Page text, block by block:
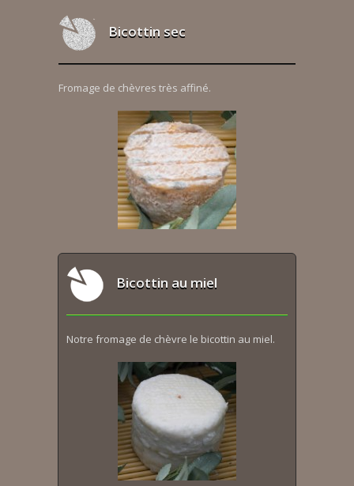
Bicottin sec
Fromage de chèvres très affiné.
Bicottin au miel
Notre fromage de chèvre le bicottin au miel.